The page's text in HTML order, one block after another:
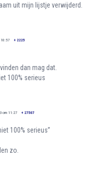
uit mijn lijstje verwijderd.
10:57 + 2225
dan mag dat.
100% serieus
om 11:27 + 27507
100% serieus”
zo.